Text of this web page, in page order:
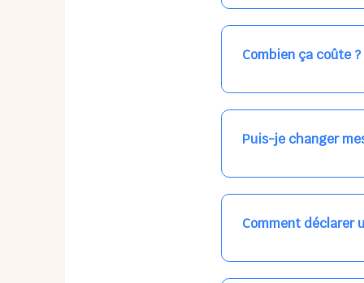
Vous avez besoin
les places disponibles
Combien ça coûte ?
Votre accueil est
habituel. N'hésitez
Puis-je changer
Dans votre profil
email, par SMS, par
Comment déclarer
Signalez une absence
ou